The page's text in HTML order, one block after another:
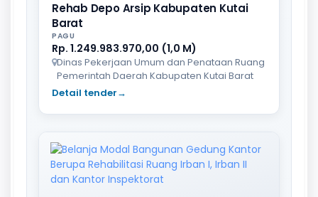
Rehab Depo Arsip Kabupaten Kutai
Barat
PAGU
Rp. 1.249.983.970,00 (1,0 M)
Dinas Pekerjaan Umum dan Penataan Ruang
Pemerintah Daerah Kabupaten Kutai Barat
Detail tender→